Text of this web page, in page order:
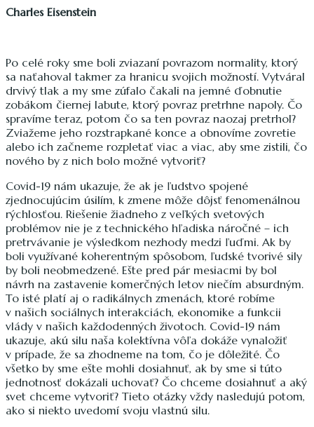
Charles Eisenstein
Po celé roky sme boli zviazaní povrazom normality, ktorý
sa naťahoval takmer za hranicu svojich možností. Vytváral
drvivý tlak a my sme zúfalo čakali na jemné ďobnutie
zobákom čiernej labute, ktorý povraz pretrhne napoly. Čo
spravíme teraz, potom čo sa ten povraz naozaj pretrhol?
Zviažeme jeho rozstrapkané konce a obnovíme zovretie
alebo ich začneme rozpletať viac a viac, aby sme zistili, čo
nového by z nich bolo možné vytvoriť?
Covid-19 nám ukazuje, že ak je ľudstvo spojené
zjednocujúcim úsilím, k zmene môže dôjsť fenomenálnou
rýchlosťou. Riešenie žiadneho z veľkých svetových
problémov nie je z technického hľadiska náročné – ich
pretrvávanie je výsledkom nezhody medzi ľuďmi. Ak by
boli využívané koherentným spôsobom, ľudské tvorivé sily
by boli neobmedzené. Ešte pred pár mesiacmi by bol
návrh na zastavenie komerčných letov niečím absurdným.
To isté platí aj o radikálnych zmenách, ktoré robíme
v našich sociálnych interakciách, ekonomike a funkcii
vlády v našich každodenných životoch. Covid-19 nám
ukazuje, akú silu naša kolektívna vôľa dokáže vynaložiť
v prípade, že sa zhodneme na tom, čo je dôležité. Čo
všetko by sme ešte mohli dosiahnuť, ak by sme si túto
jednotnosť dokázali uchovať? Čo chceme dosiahnuť a aký
svet chceme vytvoriť? Tieto otázky vždy nasledujú potom,
ako si niekto uvedomí svoju vlastnú silu.